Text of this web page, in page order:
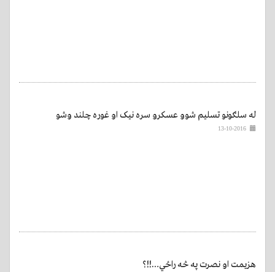
له سلګونو تسلیم شوو عسکرو سره نیک او غوره چلند وشو
13-10-2016
هزیمت او نصرت په څه راځي…!!؟